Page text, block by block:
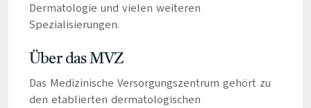
Dermatologie und vielen weiteren
Spezialisierungen.
Über das MVZ
Das Medizinische Versorgungszentrum gehört zu
den etablierten dermatologischen